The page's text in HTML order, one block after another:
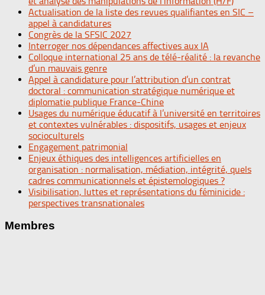
Actualisation de la liste des revues qualifiantes en SIC –
appel à candidatures
Congrès de la SFSIC 2027
Interroger nos dépendances affectives aux IA
Colloque international 25 ans de télé-réalité : la revanche
d’un mauvais genre
Appel à candidature pour l’attribution d’un contrat
doctoral : communication stratégique numérique et
diplomatie publique France-Chine
Usages du numérique éducatif à l’université en territoires
et contextes vulnérables : dispositifs, usages et enjeux
socioculturels
Engagement patrimonial
Enjeux éthiques des intelligences artificielles en
organisation : normalisation, médiation, intégrité, quels
cadres communicationnels et épistemologiques ?
Visibilisation, luttes et représentations du féminicide :
perspectives transnationales
Membres